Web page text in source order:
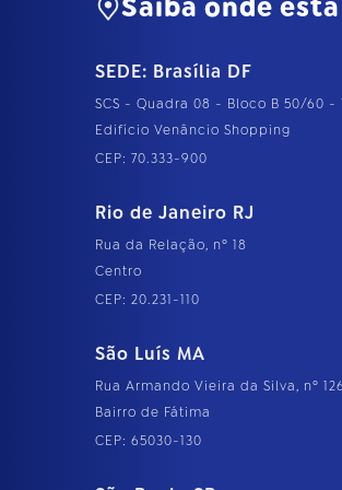
Saiba onde está
SEDE: Brasília DF
SCS - Quadra 08 - Bloco B 50/60 -
Edifício Venâncio Shopping
CEP: 70.333-900
Rio de Janeiro RJ
Rua da Relação, nº 18
Centro
CEP: 20.231-110
São Luís MA
Rua Armando Vieira da Silva, nº 126
Bairro de Fátima
CEP: 65030-130